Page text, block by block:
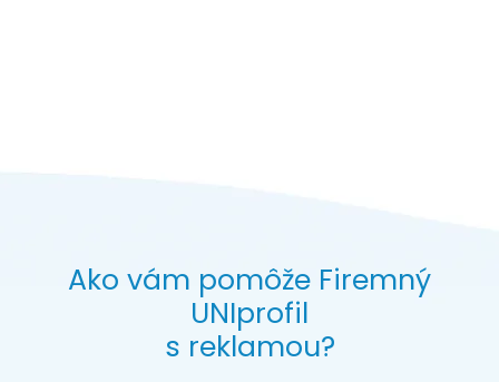
Ako vám pomôže Firemný
UNIprofil
s reklamou?